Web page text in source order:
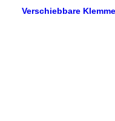
Verschiebbare